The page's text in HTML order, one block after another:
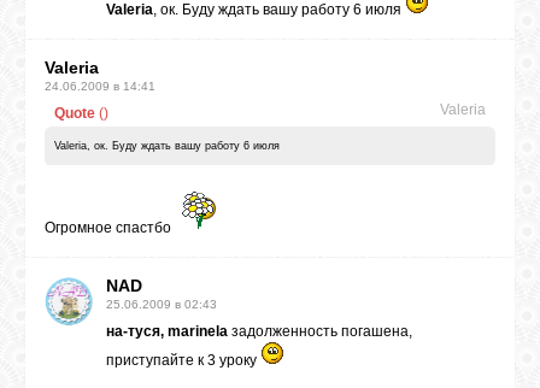
Valeria, ок. Буду ждать вашу работу 6 июля
Valeria
24.06.2009 в 14:41
Quote ( Valeria
)
Valeria, ок. Буду ждать вашу работу 6 июля
Огромное спастбо
NAD
25.06.2009 в 02:43
на-туся, marinela задолженность погашена,
приступайте к 3 уроку